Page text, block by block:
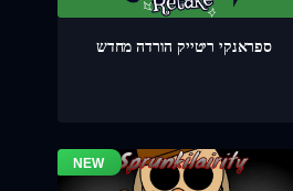
ספראנקי ריטייק הורדה מחדש